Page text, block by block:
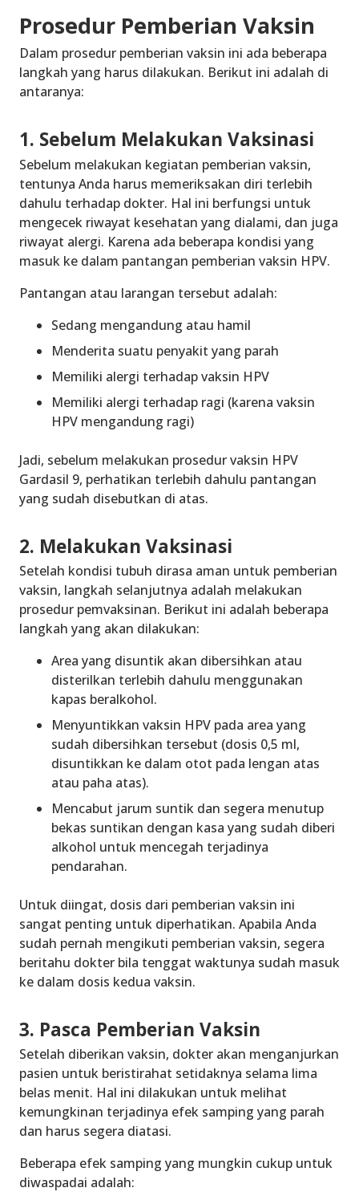
Prosedur Pemberian Vaksin
Dalam prosedur pemberian vaksin ini ada beberapa
langkah yang harus dilakukan. Berikut ini adalah di
antaranya:
1. Sebelum Melakukan Vaksinasi
Sebelum melakukan kegiatan pemberian vaksin,
tentunya Anda harus memeriksakan diri terlebih
dahulu terhadap dokter. Hal ini berfungsi untuk
mengecek riwayat kesehatan yang dialami, dan juga
riwayat alergi. Karena ada beberapa kondisi yang
masuk ke dalam pantangan pemberian vaksin HPV.
Pantangan atau larangan tersebut adalah:
Sedang mengandung atau hamil
Menderita suatu penyakit yang parah
Memiliki alergi terhadap vaksin HPV
Memiliki alergi terhadap ragi (karena vaksin
HPV mengandung ragi)
Jadi, sebelum melakukan prosedur vaksin HPV
Gardasil 9, perhatikan terlebih dahulu pantangan
yang sudah disebutkan di atas.
2. Melakukan Vaksinasi
Setelah kondisi tubuh dirasa aman untuk pemberian
vaksin, langkah selanjutnya adalah melakukan
prosedur pemvaksinan. Berikut ini adalah beberapa
langkah yang akan dilakukan:
Area yang disuntik akan dibersihkan atau
disterilkan terlebih dahulu menggunakan
kapas beralkohol.
Menyuntikkan vaksin HPV pada area yang
sudah dibersihkan tersebut (dosis 0,5 ml,
disuntikkan ke dalam otot pada lengan atas
atau paha atas).
Mencabut jarum suntik dan segera menutup
bekas suntikan dengan kasa yang sudah diberi
alkohol untuk mencegah terjadinya
pendarahan.
Untuk diingat, dosis dari pemberian vaksin ini
sangat penting untuk diperhatikan. Apabila Anda
sudah pernah mengikuti pemberian vaksin, segera
beritahu dokter bila tenggat waktunya sudah masuk
ke dalam dosis kedua vaksin.
3. Pasca Pemberian Vaksin
Setelah diberikan vaksin, dokter akan menganjurkan
pasien untuk beristirahat setidaknya selama lima
belas menit. Hal ini dilakukan untuk melihat
kemungkinan terjadinya efek samping yang parah
dan harus segera diatasi.
Beberapa efek samping yang mungkin cukup untuk
diwaspadai adalah: